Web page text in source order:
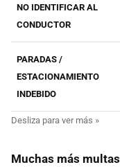
NO IDENTIFICAR AL
CONDUCTOR
PARADAS /
ESTACIONAMIENTO
INDEBIDO
Muchas más